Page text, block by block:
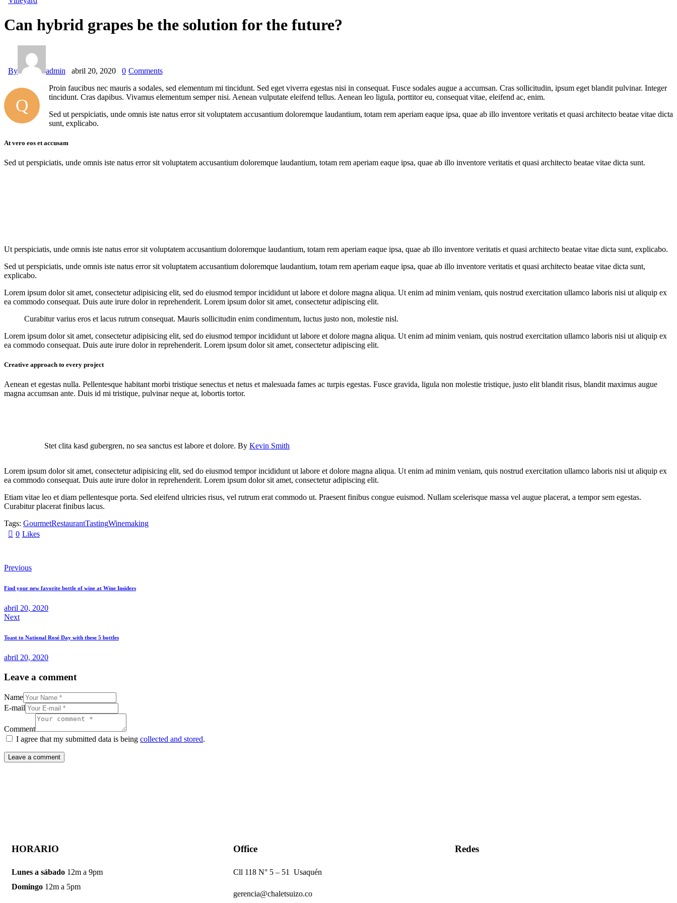
Can hybrid grapes be the solution for the future?
By admin abril 20, 2020 0 Comments
Q
Proin faucibus nec mauris a sodales, sed elementum mi tincidunt. Sed eget viverra egestas nisi in consequat. Fusce sodales augue a accumsan. Cras sollicitudin, ipsum eget blandit pulvinar. Integer
tincidunt. Cras dapibus. Vivamus elementum semper nisi. Aenean vulputate eleifend tellus. Aenean leo ligula, porttitor eu, consequat vitae, eleifend ac, enim.
Sed ut perspiciatis, unde omnis iste natus error sit voluptatem accusantium doloremque laudantium, totam rem aperiam eaque ipsa, quae ab illo inventore veritatis et quasi architecto beatae vitae dicta
sunt, explicabo.
At vero eos et accusam
Sed ut perspiciatis, unde omnis iste natus error sit voluptatem accusantium doloremque laudantium, totam rem aperiam eaque ipsa, quae ab illo inventore veritatis et quasi architecto beatae vitae dicta sunt.
Ut perspiciatis, unde omnis iste natus error sit voluptatem accusantium doloremque laudantium, totam rem aperiam eaque ipsa, quae ab illo inventore veritatis et quasi architecto beatae vitae dicta sunt, explicabo.
Sed ut perspiciatis, unde omnis iste natus error sit voluptatem accusantium doloremque laudantium, totam rem aperiam eaque ipsa, quae ab illo inventore veritatis et quasi architecto beatae vitae dicta sunt,
explicabo.
Lorem ipsum dolor sit amet, consectetur adipisicing elit, sed do eiusmod tempor incididunt ut labore et dolore magna aliqua. Ut enim ad minim veniam, quis nostrud exercitation ullamco laboris nisi ut aliquip ex
ea commodo consequat. Duis aute irure dolor in reprehenderit. Lorem ipsum dolor sit amet, consectetur adipiscing elit.
Curabitur varius eros et lacus rutrum consequat. Mauris sollicitudin enim condimentum, luctus justo non, molestie nisl.
Lorem ipsum dolor sit amet, consectetur adipisicing elit, sed do eiusmod tempor incididunt ut labore et dolore magna aliqua. Ut enim ad minim veniam, quis nostrud exercitation ullamco laboris nisi ut aliquip ex
ea commodo consequat. Duis aute irure dolor in reprehenderit. Lorem ipsum dolor sit amet, consectetur adipiscing elit.
Creative approach to every project
Aenean et egestas nulla. Pellentesque habitant morbi tristique senectus et netus et malesuada fames ac turpis egestas. Fusce gravida, ligula non molestie tristique, justo elit blandit risus, blandit maximus augue
magna accumsan ante. Duis id mi tristique, pulvinar neque at, lobortis tortor.
Stet clita kasd gubergren, no sea sanctus est labore et dolore. By Kevin Smith
Lorem ipsum dolor sit amet, consectetur adipisicing elit, sed do eiusmod tempor incididunt ut labore et dolore magna aliqua. Ut enim ad minim veniam, quis nostrud exercitation ullamco laboris nisi ut aliquip ex
ea commodo consequat. Duis aute irure dolor in reprehenderit. Lorem ipsum dolor sit amet, consectetur adipiscing elit.
Etiam vitae leo et diam pellentesque porta. Sed eleifend ultricies risus, vel rutrum erat commodo ut. Praesent finibus congue euismod. Nullam scelerisque massa vel augue placerat, a tempor sem egestas.
Curabitur placerat finibus lacus.
Tags: GourmetRestaurantTastingWinemaking
0 Likes
Previous
Find your new favorite bottle of wine at Wine Insiders
abril 20, 2020
Next
Toast to National Rosé Day with these 5 bottles
abril 20, 2020
Leave a comment
Name
E-mail
Comment
I agree that my submitted data is being collected and stored.
HORARIO
Lunes a sábado 12m a 9pm
Domingo 12m a 5pm
Office
Cll 118 N° 5 – 51 Usaquén
gerencia@chaletsuizo.co
Redes